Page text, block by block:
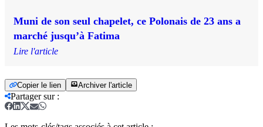
Muni de son seul chapelet, ce Polonais de 23 ans a
marché jusqu’à Fatima
Lire l'article
Copier le lien Archiver l'article
Partager sur: